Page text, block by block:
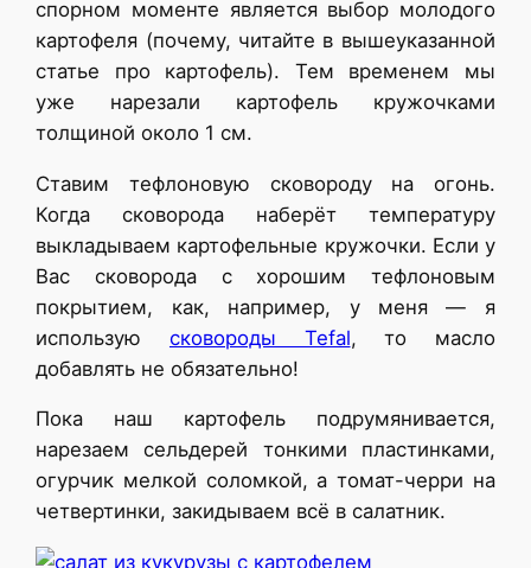
спорном моменте является выбор молодого
картофеля (почему, читайте в вышеуказанной
статье про картофель). Тем временем мы
уже нарезали картофель кружочками
толщиной около 1 см.
Ставим тефлоновую сковороду на огонь.
Когда сковорода наберёт температуру
выкладываем картофельные кружочки. Если у
Вас сковорода с хорошим тефлоновым
покрытием, как, например, у меня — я
использую сковороды Tefal, то масло
добавлять не обязательно!
Пока наш картофель подрумянивается,
нарезаем сельдерей тонкими пластинками,
огурчик мелкой соломкой, а томат-черри на
четвертинки, закидываем всё в салатник.